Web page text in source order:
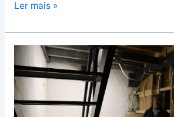
Ler mais »
Serreta
celebra
19
de